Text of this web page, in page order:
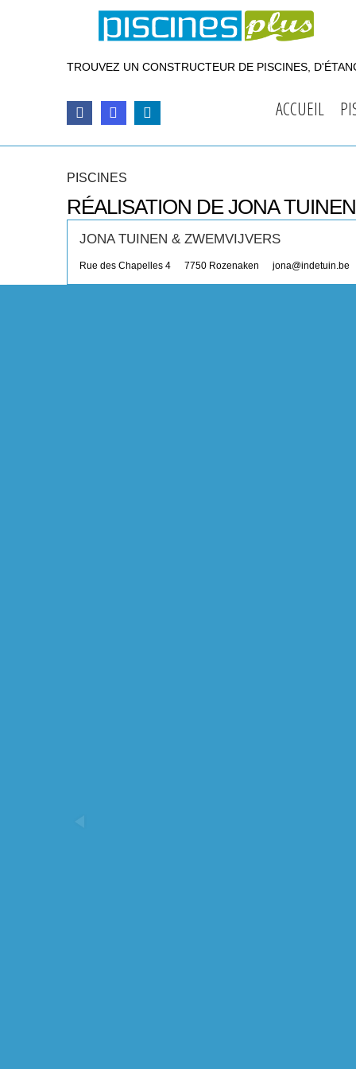
TROUVEZ UN CONSTRUCTEUR DE PISCINES,
ACCUEIL
PISCINES
RÉALISATION DE JONA
JONA TUINEN & ZWEMVIJVERS
Rue des Chapelles 4 7750 Rozenaken jona@indetuin.be